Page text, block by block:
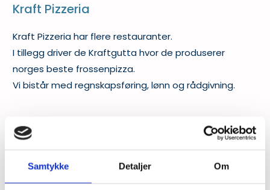
Samtykke Detaljer Om
Kraft Pizzeria
Kraft Pizzeria har flere restauranter.
I tillegg driver de Kraftgutta hvor de produserer
norges beste frossenpizza.
Vi bistår med regnskapsføring, lønn og rådgivning.
Les mer